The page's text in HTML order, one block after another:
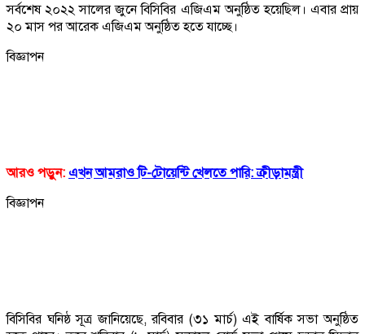
সর্বশেষ ২০২২ সালের জুনে বিসিবির এজিএম অনুষ্ঠিত হয়েছিল। এবার প্রায়
২০ মাস পর আরেক এজিএম অনুষ্ঠিত হতে যাচ্ছে।
বিজ্ঞাপন
আরও পড়ুন: এখন আমরাও টি-টোয়েন্টি খেলতে পারি: ক্রীড়ামন্ত্রী
বিজ্ঞাপন
বিসিবির ঘনিষ্ঠ সূত্র জানিয়েছে, রবিবার (৩১ মার্চ) এই বার্ষিক সভা অনুষ্ঠিত